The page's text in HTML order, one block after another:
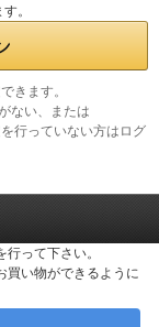
。
きます。
ない、または
行っていない方はログ
って下さい。
買い物ができるように